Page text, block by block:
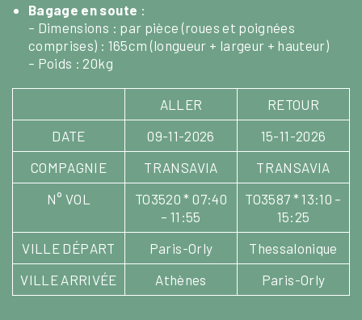
Bagage en soute :
– Dimensions : par pièce (roues et poignées
comprises) : 165cm (longueur + largeur + hauteur)
– Poids : 20kg
ALLER
RETOUR
DATE
09-11-2026
15-11-2026
COMPAGNIE
TRANSAVIA
TRANSAVIA
N° VOL
TO3520 * 07:40
– 11:55
TO3587 * 13:10 –
15:25
VILLE DÉPART
Paris-Orly
Thessalonique
VILLE ARRIVÉE
Athènes Paris-Orly